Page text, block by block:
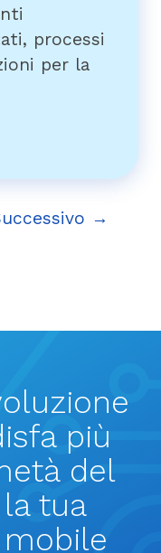
processi
per la
→
più
del
tua